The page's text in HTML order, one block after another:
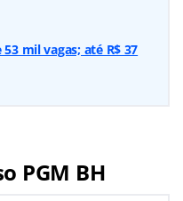
mil vagas; até R$ 37
PGM BH